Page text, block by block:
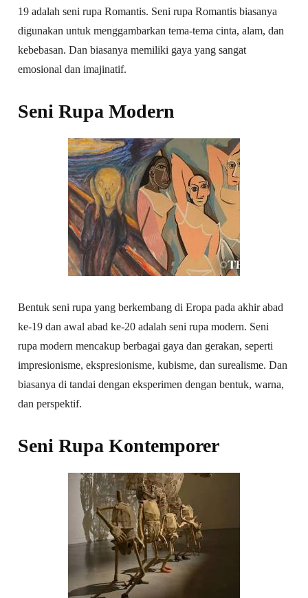
19 adalah seni rupa Romantis. Seni rupa Romantis biasanya
digunakan untuk menggambarkan tema-tema cinta, alam, dan
kebebasan. Dan biasanya memiliki gaya yang sangat
emosional dan imajinatif.
Seni Rupa Modern
Bentuk seni rupa yang berkembang di Eropa pada akhir abad
ke-19 dan awal abad ke-20 adalah seni rupa modern. Seni
rupa modern mencakup berbagai gaya dan gerakan, seperti
impresionisme, ekspresionisme, kubisme, dan surealisme. Dan
biasanya di tandai dengan eksperimen dengan bentuk, warna,
dan perspektif.
Seni Rupa Kontemporer